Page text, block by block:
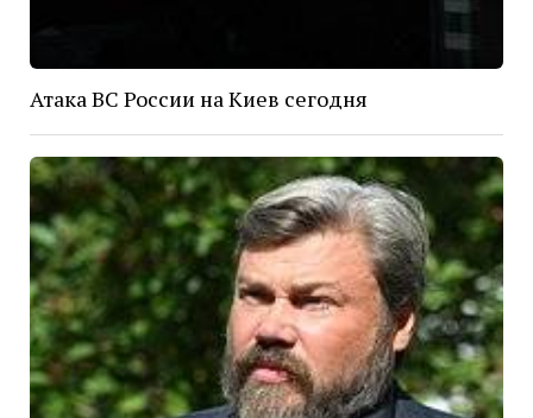
Атака ВС России на Киев сегодня